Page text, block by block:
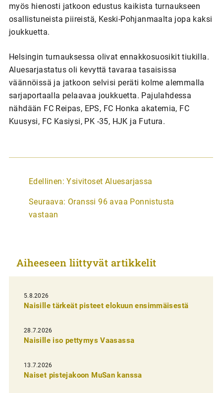
myös hienosti jatkoon edustus kaikista turnaukseen
osallistuneista piireistä, Keski-Pohjanmaalta jopa kaksi
joukkuetta.
Helsingin turnauksessa olivat ennakkosuosikit tiukilla.
Aluesarjastatus oli kevyttä tavaraa tasaisissa
väännöissä ja jatkoon selvisi peräti kolme alemmalla
sarjaportaalla pelaavaa joukkuetta. Pajulahdessa
nähdään FC Reipas, EPS, FC Honka akatemia, FC
Kuusysi, FC Kasiysi, PK -35, HJK ja Futura.
A
t
i
e
i
e
n
s
e
l
Edellinen: Ysivitoset Aluesarjassa
Seuraava: Oranssi 96 avaa Ponnistusta
vastaan
Aiheeseen liittyvät artikkelit
5.8.2026
Naisille tärkeät pisteet elokuun ensimmäisestä
28.7.2026
Naisille iso pettymys Vaasassa
13.7.2026
Naiset pistejakoon MuSan kanssa